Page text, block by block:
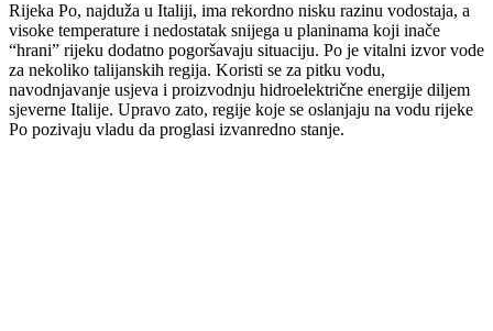
Rijeka Po, najduža u Italiji, ima rekordno nisku razinu vodostaja, a
visoke temperature i nedostatak snijega u planinama koji inače
“hrani” rijeku dodatno pogoršavaju situaciju. Po je vitalni izvor vode
za nekoliko talijanskih regija. Koristi se za pitku vodu,
navodnjavanje usjeva i proizvodnju hidroelektrične energije diljem
sjeverne Italije. Upravo zato, regije koje se oslanjaju na vodu rijeke
Po pozivaju vladu da proglasi izvanredno stanje.